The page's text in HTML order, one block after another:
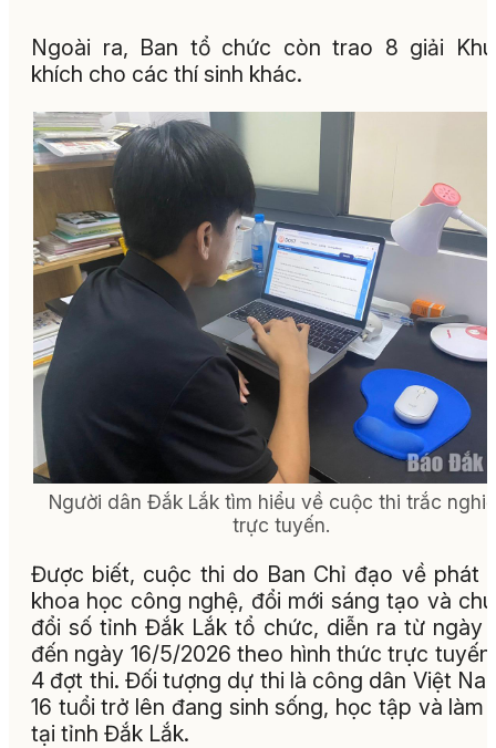
Ngoài ra, Ban tổ chức còn trao 8 giải
khích cho các thí sinh khác.
Người dân Đắk Lắk tìm hiểu về cuộc thi trắc
trực tuyến.
Được biết, cuộc thi do Ban Chỉ đạo về phát
khoa học công nghệ, đổi mới sáng tạo và
đổi số tỉnh Đắk Lắk tổ chức, diễn ra từ ngày
đến ngày 16/5/2026 theo hình thức trực
4 đợt thi. Đối tượng dự thi là công dân Việt
16 tuổi trở lên đang sinh sống, học tập và làm
tại tỉnh Đắk Lắk.